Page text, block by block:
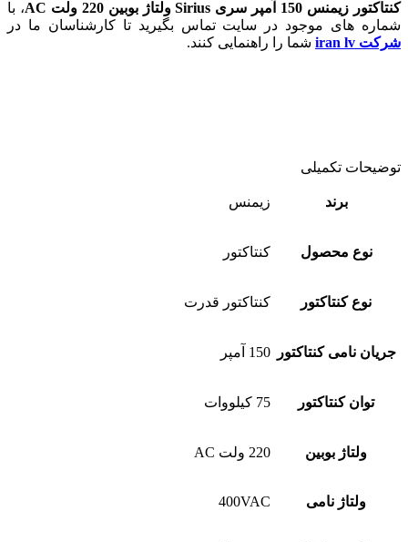
کنتاکتور زیمنس 150 آمپر سری Sirius ولتاژ بوبین 220 ولت AC
، با
شماره های موجود در سایت تماس بگیرید تا کارشناسان ما در
شرکت iran lv
شما را راهنمایی کنند.
توضیحات تکمیلی
برند زیمنس
نوع محصول کنتاکتور
نوع کنتاکتور کنتاکتور قدرت
جریان نامی کنتاکتور 150 آمپر
توان کنتاکتور 75 کیلووات
ولتاژ بوبین 220 ولت AC
ولتاژ نامی 400VAC